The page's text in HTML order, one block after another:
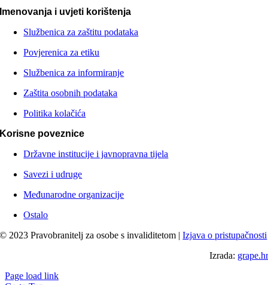
Imenovanja i uvjeti korištenja
Službenica za zaštitu podataka
Povjerenica za etiku
Službenica za informiranje
Zaštita osobnih podataka
Politika kolačića
Korisne poveznice
Državne institucije i javnopravna tijela
Savezi i udruge
Međunarodne organizacije
Ostalo
© 2023 Pravobranitelj za osobe s invaliditetom |Izjava o pristupačnosti
Izrada: grape.hr
Page load link